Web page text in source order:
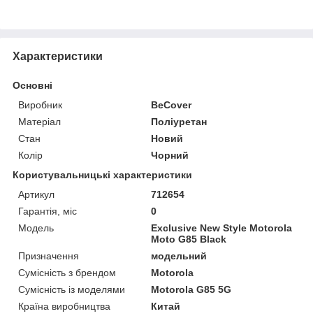
Характеристики
Основні
Виробник
BeCover
Матеріал
Поліуретан
Стан
Новий
Колір
Чорний
Користувальницькі характеристики
Артикул
712654
Гарантія, міс
0
Мoдель
Exclusive New Style Motorola
Moto G85 Black
Призначення
модельний
Сумісність з брендом
Motorola
Сумісність із моделями
Motorola G85 5G
Країна виробництва
Китай